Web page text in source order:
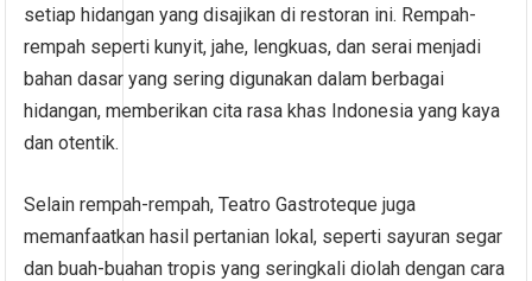
setiap hidangan yang disajikan di restoran ini. Rempah-
rempah seperti kunyit, jahe, lengkuas, dan serai menjadi
bahan dasar yang sering digunakan dalam berbagai
hidangan, memberikan cita rasa khas Indonesia yang kaya
dan otentik.
Selain rempah-rempah, Teatro Gastroteque juga
memanfaatkan hasil pertanian lokal, seperti sayuran segar
dan buah-buahan tropis yang seringkali diolah dengan cara